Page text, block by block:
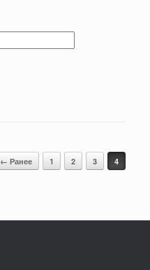
← Ранее 1 2 3 4